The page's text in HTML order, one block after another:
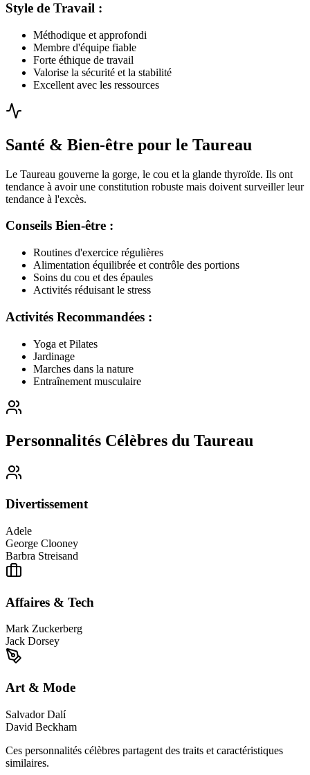
Style de Travail :
Méthodique et approfondi
Membre d'équipe fiable
Forte éthique de travail
Valorise la sécurité et la stabilité
Excellent avec les ressources
Santé & Bien-être pour le Taureau
Le Taureau gouverne la gorge, le cou et la glande thyroïde. Ils ont
tendance à avoir une constitution robuste mais doivent surveiller leur
tendance à l'excès.
Conseils Bien-être :
Routines d'exercice régulières
Alimentation équilibrée et contrôle des portions
Soins du cou et des épaules
Activités réduisant le stress
Activités Recommandées :
Yoga et Pilates
Jardinage
Marches dans la nature
Entraînement musculaire
Personnalités Célèbres du Taureau
Divertissement
Adele
George Clooney
Barbra Streisand
Affaires & Tech
Mark Zuckerberg
Jack Dorsey
Art & Mode
Salvador Dalí
David Beckham
Ces personnalités célèbres partagent des traits et caractéristiques
similaires.